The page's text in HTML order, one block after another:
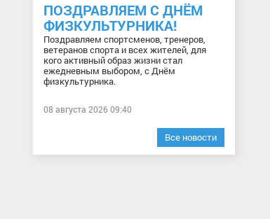
ПОЗДРАВЛЯЕМ С ДНЁМ
ФИЗКУЛЬТУРНИКА!
Поздравляем спортсменов, тренеров,
ветеранов спорта и всех жителей, для
кого активный образ жизни стал
ежедневным выбором, с Днём
физкультурника.
08 августа 2026 09:40
Все новости